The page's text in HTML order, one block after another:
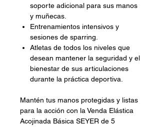
soporte adicional para sus manos
y muñecas.
Entrenamientos intensivos y
sesiones de sparring.
Atletas de todos los niveles que
desean mantener la seguridad y el
bienestar de sus articulaciones
durante la práctica deportiva.
Mantén tus manos protegidas y listas
para la acción con la Venda Elástica
Acojinada Básica SEYER de 5